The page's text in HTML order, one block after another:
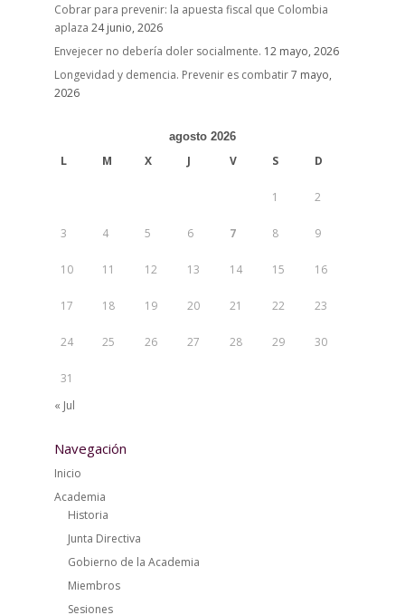
Cobrar para prevenir: la apuesta fiscal que Colombia
aplaza 24 junio, 2026
Envejecer no debería doler socialmente. 12 mayo, 2026
Longevidad y demencia. Prevenir es combatir7 mayo,
2026
agosto 2026
L M X J V S D
1 2
3 4 5 6 7 8 9
10 11 12 13 14 15 16
17 18 19 20 21 22 23
24 25 26 27 28 29 30
31
« Jul
Navegación
Inicio
Academia
Historia
Junta Directiva
Gobierno de la Academia
Miembros
Sesiones